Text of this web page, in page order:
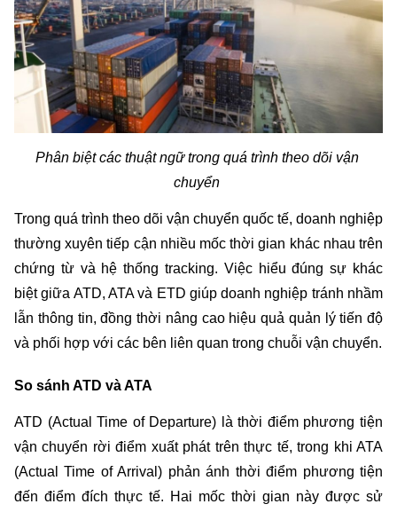
Phân biệt các thuật ngữ trong quá trình theo dõi vận
chuyển
Trong quá trình theo dõi vận chuyển quốc tế, doanh nghiệp
thường xuyên tiếp cận nhiều mốc thời gian khác nhau trên
chứng từ và hệ thống tracking. Việc hiểu đúng sự khác
biệt giữa ATD, ATA và ETD giúp doanh nghiệp tránh nhầm
lẫn thông tin, đồng thời nâng cao hiệu quả quản lý tiến độ
và phối hợp với các bên liên quan trong chuỗi vận chuyển.
So sánh ATD và ATA
ATD (Actual Time of Departure) là thời điểm phương tiện
vận chuyển rời điểm xuất phát trên thực tế, trong khi ATA
(Actual Time of Arrival) phản ánh thời điểm phương tiện
đến điểm đích thực tế. Hai mốc thời gian này được sử